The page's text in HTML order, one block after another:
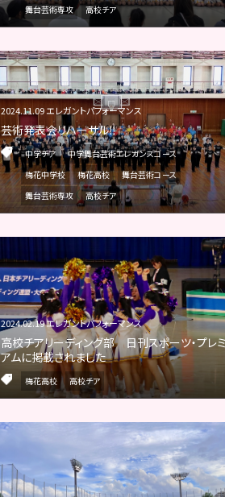
舞台芸術専攻
高校チア
2024.11.09 エレガントパフォーマンス
芸術発表会リハーサル‼
中学チア
中学舞台芸術エレガンスコース
梅花中学校
梅花高校
舞台芸術コース
舞台芸術専攻
高校チア
2024.02.19 エレガントパフォーマンス
高校チアリーディング部 日刊スポーツ・プレ
アムに掲載されました
梅花高校 高校チア